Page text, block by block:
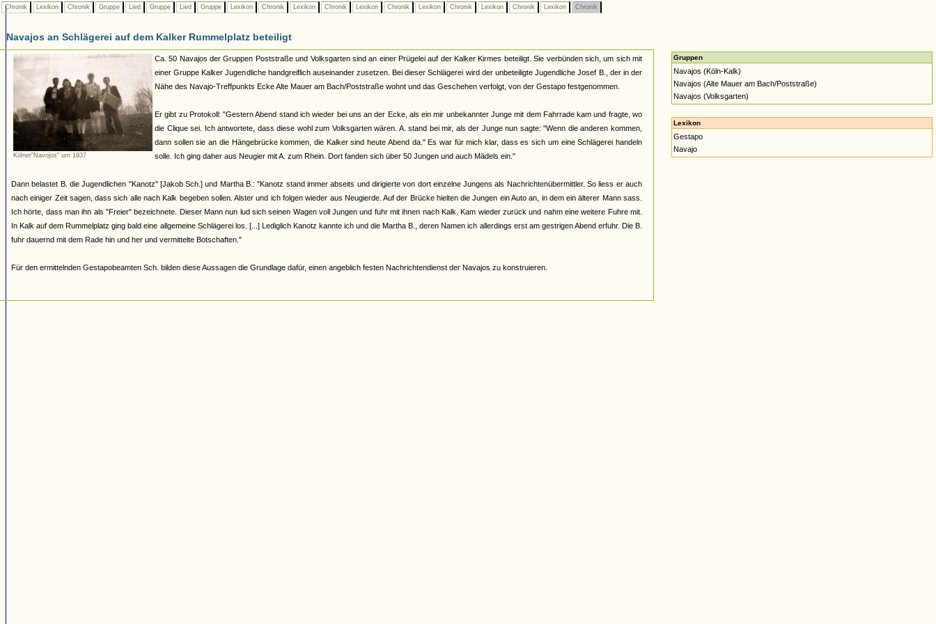
Chronik Lexikon Chronik Gruppe Lied Gruppe Lied Gruppe Lexikon Chronik Lexikon Chronik Lexikon Chronik Lexikon Chronik Lexikon Chronik Lexikon Chronik
Navajos an Schlägerei auf dem Kalker Rummelplatz beteiligt
Kölner"Navojos" um 1937
Ca. 50 Navajos der Gruppen Poststraße und Volksgarten sind an einer Prügelei auf der Kalker Kirmes beteiligt. Sie verbünden sich, um sich mit
einer Gruppe Kalker Jugendliche handgreiflich auseinander zusetzen. Bei dieser Schlägerei wird der unbeteiligte Jugendliche Josef B., der in der
Nähe des Navajo-Treffpunkts Ecke Alte Mauer am Bach/Poststraße wohnt und das Geschehen verfolgt, von der Gestapo festgenommen.
Er gibt zu Protokoll: "Gestern Abend stand ich wieder bei uns an der Ecke, als ein mir unbekannter Junge mit dem Fahrrade kam und fragte, wo
die Clique sei. Ich antwortete, dass diese wohl zum Volksgarten wären. A. stand bei mir, als der Junge nun sagte: "Wenn die anderen kommen,
dann sollen sie an die Hängebrücke kommen, die Kalker sind heute Abend da." Es war für mich klar, dass es sich um eine Schlägerei handeln
solle. Ich ging daher aus Neugier mit A. zum Rhein. Dort fanden sich über 50 Jungen und auch Mädels ein."
Dann belastet B. die Jugendlichen "Kanotz" [Jakob Sch.] und Martha B.: "Kanotz stand immer abseits und dirigierte von dort einzelne Jungens als Nachrichtenübermittler. So liess er auch
nach einiger Zeit sagen, dass sich alle nach Kalk begeben sollen. Alster und ich folgen wieder aus Neugierde. Auf der Brücke hielten die Jungen ein Auto an, in dem ein älterer Mann sass.
Ich hörte, dass man ihn als "Freier" bezeichnete. Dieser Mann nun lud sich seinen Wagen voll Jungen und fuhr mit ihnen nach Kalk. Kam wieder zurück und nahm eine weitere Fuhre mit.
In Kalk auf dem Rummelplatz ging bald eine allgemeine Schlägerei los. [...] Lediglich Kanotz kannte ich und die Martha B., deren Namen ich allerdings erst am gestrigen Abend erfuhr. Die B.
fuhr dauernd mit dem Rade hin und her und vermittelte Botschaften."
Für den ermittelnden Gestapobeamten Sch. bilden diese Aussagen die Grundlage dafür, einen angeblich festen Nachrichtendienst der Navajos zu konstruieren.
Gruppen
Navajos (Köln-Kalk)
Navajos (Alte Mauer am Bach/Poststraße)
Navajos (Volksgarten)
Lexikon
Gestapo
Navajo